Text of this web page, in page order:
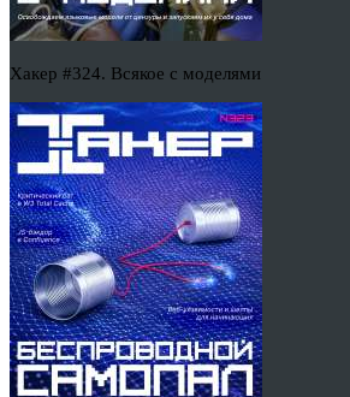
Хакер #324. Всякое с моделями